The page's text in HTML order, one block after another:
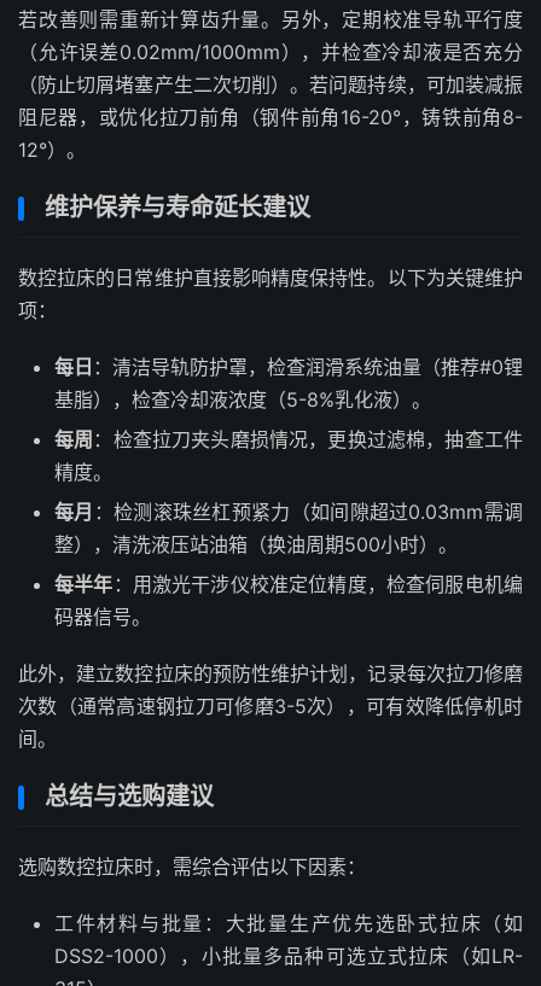
若改善则需重新计算齿升量。另外，定期校准导轨平行度
（允许误差0.02mm/1000mm），并检查冷却液是否充分
（防止切屑堵塞产生二次切削）。若问题持续，可加装减振
阻尼器，或优化拉刀前角（钢件前角16-20°，铸铁前角8-
12°）。
维护保养与寿命延长建议
数控拉床的日常维护直接影响精度保持性。以下为关键维护
项：
每日 ：清洁导轨防护罩，检查润滑系统油量（推荐#0锂
基脂），检查冷却液浓度（5-8%乳化液）。
每周 ：检查拉刀夹头磨损情况，更换过滤棉，抽查工件
精度。
每月 ：检测滚珠丝杠预紧力（如间隙超过0.03mm需调
整），清洗液压站油箱（换油周期500小时）。
每半年 ：用激光干涉仪校准定位精度，检查伺服电机编
码器信号。
此外，建立数控拉床的预防性维护计划，记录每次拉刀修磨
次数（通常高速钢拉刀可修磨3-5次），可有效降低停机时
间。
总结与选购建议
选购数控拉床时，需综合评估以下因素：
工件材料与批量：大批量生产优先选卧式拉床（如
DSS2-1000），小批量多品种可选立式拉床（如LR-